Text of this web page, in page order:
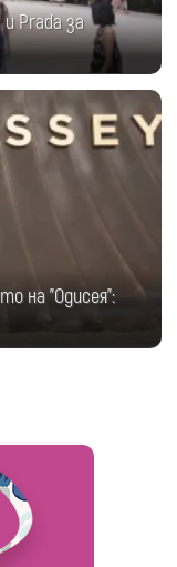
Prada за
на "Одисея":